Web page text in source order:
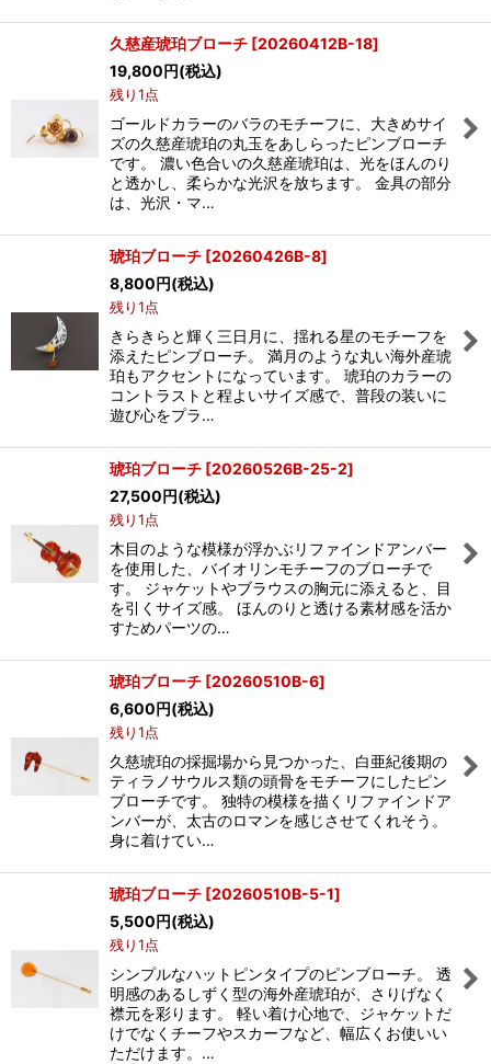
久慈産琥珀ブローチ [20260412B-18]
19,800円(税込)
残り1点
ゴールドカラーのバラのモチーフに、大きめサイ
ズの久慈産琥珀の丸玉をあしらったピンブローチ
です。 濃い色合いの久慈産琥珀は、光をほんのり
と透かし、柔らかな光沢を放ちます。 金具の部分
は、光沢・マ…
琥珀ブローチ [20260426B-8]
8,800円(税込)
残り1点
きらきらと輝く三日月に、揺れる星のモチーフを
添えたピンブローチ。 満月のような丸い海外産琥
珀もアクセントになっています。 琥珀のカラーの
コントラストと程よいサイズ感で、普段の装いに
遊び心をプラ…
琥珀ブローチ [20260526B-25-2]
27,500円(税込)
残り1点
木目のような模様が浮かぶリファインドアンバー
を使用した、バイオリンモチーフのブローチで
す。 ジャケットやブラウスの胸元に添えると、目
を引くサイズ感。 ほんのりと透ける素材感を活か
すためパーツの…
琥珀ブローチ [20260510B-6]
6,600円(税込)
残り1点
久慈琥珀の採掘場から見つかった、白亜紀後期の
ティラノサウルス類の頭骨をモチーフにしたピン
ブローチです。 独特の模様を描くリファインドア
ンバーが、太古のロマンを感じさせてくれそう。
身に着けてい…
琥珀ブローチ [20260510B-5-1]
5,500円(税込)
残り1点
シンプルなハットピンタイプのピンブローチ。 透
明感のあるしずく型の海外産琥珀が、さりげなく
襟元を彩ります。 軽い着け心地で、ジャケットだ
けでなくチーフやスカーフなど、幅広くお使いい
ただけます。…